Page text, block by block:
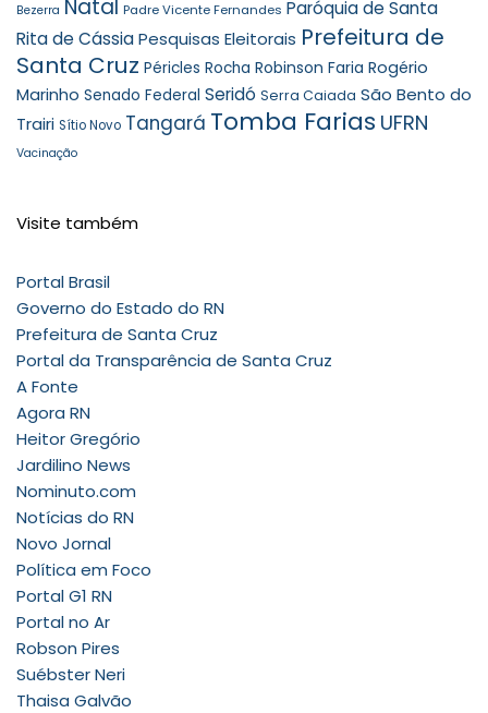
Bezerra Natal Padre Vicente Fernandes Paróquia de Santa
Rita de CássiaPesquisas Eleitorais Prefeitura de
Santa Cruz Péricles Rocha Robinson Faria Rogério
Marinho Senado Federal Seridó Serra Caiada São Bento do
Trairi Sítio Novo Tangará Tomba Farias UFRN
Vacinação
Visite também
Portal Brasil
Governo do Estado do RN
Prefeitura de Santa Cruz
Portal da Transparência de Santa Cruz
A Fonte
Agora RN
Heitor Gregório
Jardilino News
Nominuto.com
Notícias do RN
Novo Jornal
Política em Foco
Portal G1 RN
Portal no Ar
Robson Pires
Suébster Neri
Thaisa Galvão